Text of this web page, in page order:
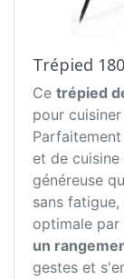
Trépied
Ce trépied
pour
et de
généreuse
sans
optimale
un
gestes et